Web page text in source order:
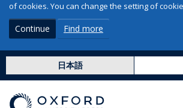
of cookies. You can change the setting of
Continue Find more
日本語